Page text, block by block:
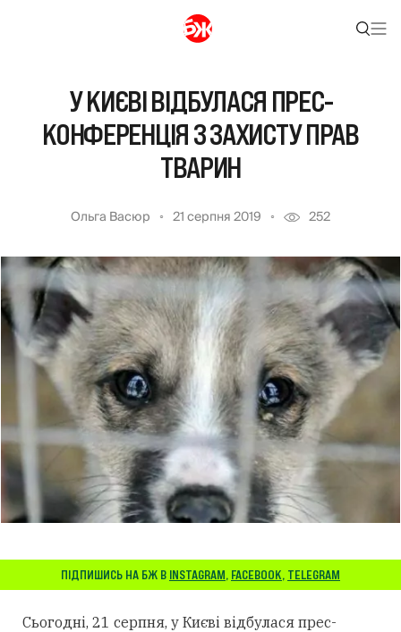
У КИЄВІ ВІДБУЛАСЯ ПРЕС-
КОНФЕРЕНЦІЯ З ЗАХИСТУ ПРАВ
ТВАРИН
Ольга Васюр 21 серпня 2019 252
ПІДПИШИСЬ НА БЖ В INSTAGRAM, FACEBOOK, TELEGRAM
Сьогодні, 21 серпня, у Києві відбулася прес-